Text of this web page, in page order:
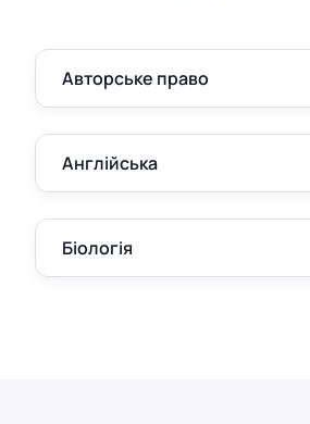
Авторське право
Англійська
Біологія